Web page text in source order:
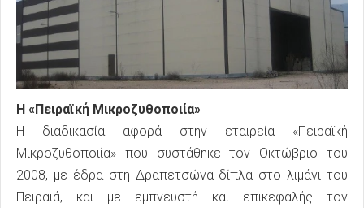
Η «Πειραϊκή Μικροζυθοποιία»
Η διαδικασία αφορά στην εταιρεία «Πειραϊκή
Μικροζυθοποιία» που συστάθηκε τον Οκτώβριο του
2008, με έδρα στη Δραπετσώνα δίπλα στο λιμάνι του
Πειραιά, και με εμπνευστή και επικεφαλής τον